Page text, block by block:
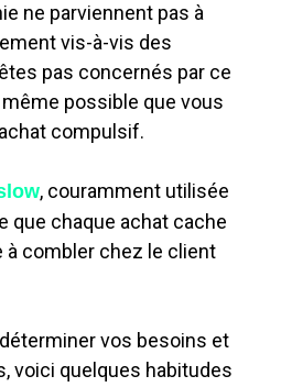
ne parviennent pas à
vis-à-vis des
pas concernés par ce
possible que vous
compulsif.
, couramment utilisée
que chaque achat cache
à combler chez le client
vos besoins et
voici quelques habitudes